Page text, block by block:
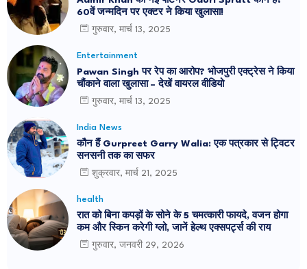
60वें जन्मदिन पर एक्टर ने किया खुलासा!
गुरुवार, मार्च 13, 2025
Entertainment
Pawan Singh पर रेप का आरोप? भोजपुरी एक्ट्रेस ने किया
चौंकाने वाला खुलासा – देखें वायरल वीडियो
गुरुवार, मार्च 13, 2025
India News
कौन हैं Gurpreet Garry Walia: एक पत्रकार से ट्विटर
सनसनी तक का सफर
शुक्रवार, मार्च 21, 2025
health
रात को बिना कपड़ों के सोने के 5 चमत्कारी फायदे, वजन होगा
कम और स्किन करेगी ग्लो, जानें हेल्थ एक्सपर्ट्स की राय
गुरुवार, जनवरी 29, 2026